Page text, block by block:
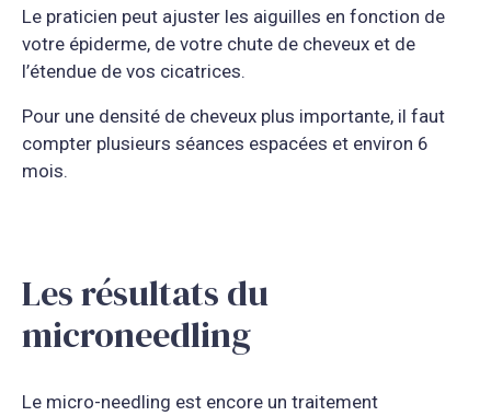
Le praticien peut ajuster les aiguilles en fonction de
votre épiderme, de votre chute de cheveux et de
l’étendue de vos cicatrices.
Pour une densité de cheveux plus importante, il faut
compter plusieurs séances espacées et environ 6
mois.
Les résultats du
microneedling
Le micro-needling est encore un traitement